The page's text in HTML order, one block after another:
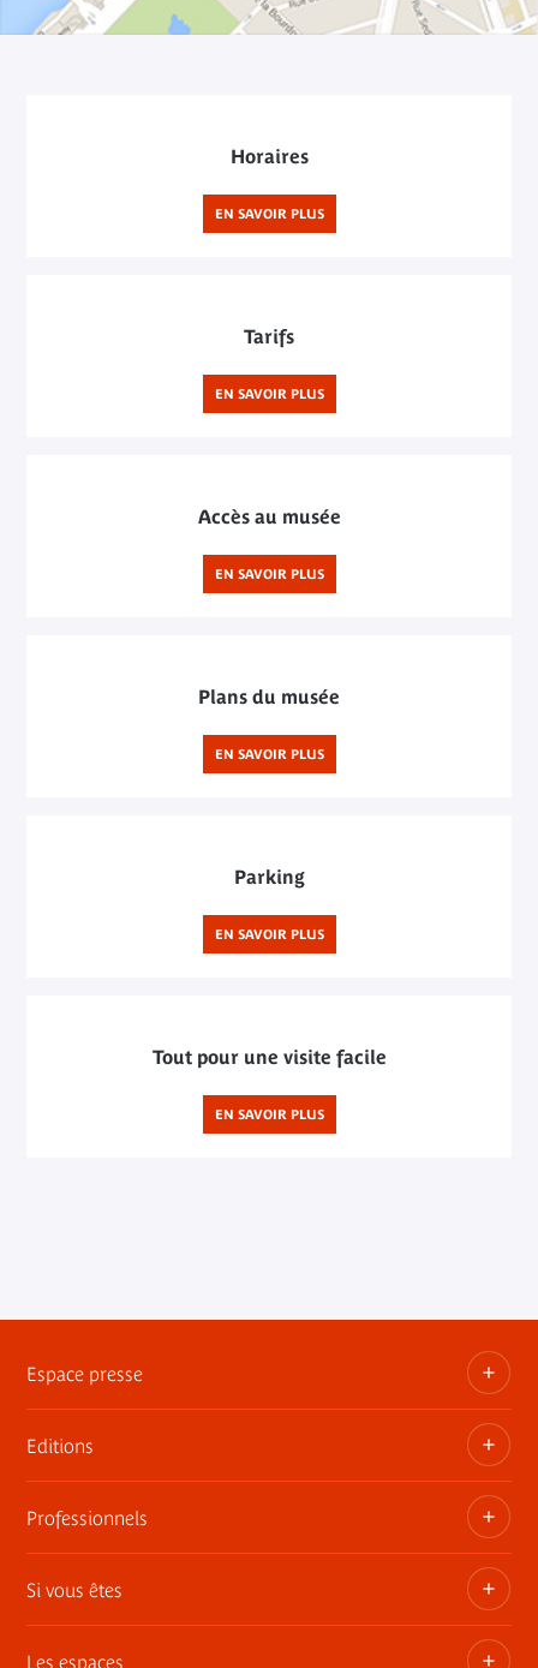
Horaires
EN SAVOIR PLUS
Tarifs
EN SAVOIR PLUS
Accès au musée
EN SAVOIR PLUS
Plans du musée
EN SAVOIR PLUS
Parking
EN SAVOIR PLUS
Tout pour une visite facile
EN SAVOIR PLUS
Espace presse
Dossiers, communiqués, bandes annonces
Contact presse
Editions
Les publications du musée
Professionnels
Privatisez les espaces
Si vous êtes
Les espaces